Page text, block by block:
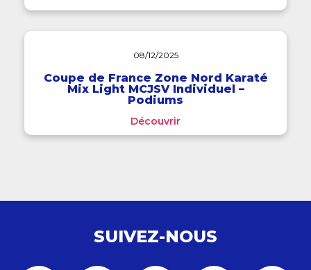
08/12/2025
Coupe de France Zone Nord Karaté
Mix Light MCJSV Individuel –
Podiums
Découvrir
SUIVEZ-NOUS